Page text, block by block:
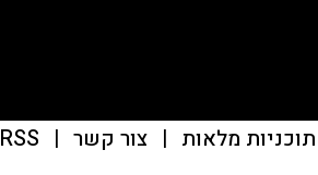
תוכניות מלאות | צור קשר |
RSS